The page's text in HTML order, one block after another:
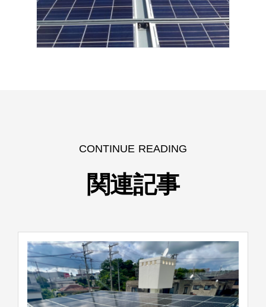
CONTINUE READING
関連記事